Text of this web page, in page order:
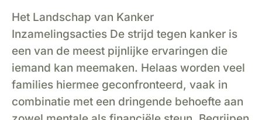
Het Landschap van Kanker
Inzamelingsacties De strijd tegen kanker is
een van de meest pijnlijke ervaringen die
iemand kan meemaken. Helaas worden veel
families hiermee geconfronteerd, vaak in
combinatie met een dringende behoefte aan